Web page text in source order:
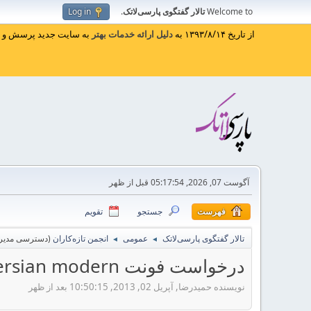
Welcome toتالار گفتگوی پارسی‌لاتک.
Log in
از تاریخ ۱۳۹۳/۸/۱۴ به دلیل ارائه خدمات بهتر به سایت جدید پرسش و
آگوست 07, 2026, 05:17:54 قبل از ظهر
فهرست جستجو تقویم
تالار گفتگوی پارسی‌لاتک ◄ عمومی ◄ انجمن تازه‌کاران (دسترسی
درخواست فونت persian modern
نویسنده حمیدرضا, آپریل 02, 2013, 10:50:15 بعد از ظهر